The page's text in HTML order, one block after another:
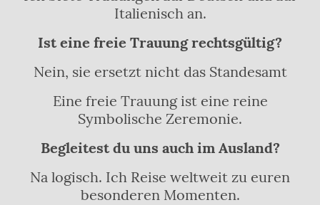
Italienisch an.
Ist eine freie Trauung rechtsgültig?
Nein, sie ersetzt nicht das Standesamt
Eine freie Trauung ist eine reine
Symbolische Zeremonie.
Begleitest du uns auch im Ausland?
Na logisch. Ich Reise weltweit zu euren
besonderen Momenten.